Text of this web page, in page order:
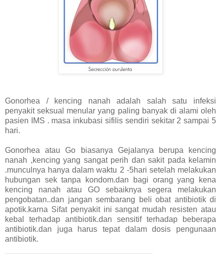
Gonorhea / kencing nanah adalah salah satu infeksi
penyakit seksual menular yang paling banyak di alami oleh
pasien IMS . masa inkubasi sifilis sendiri sekitar 2 sampai 5
hari.
Gonorhea atau Go biasanya Gejalanya berupa kencing
nanah ,kencing yang sangat perih dan sakit pada kelamin
.munculnya hanya dalam waktu 2 -5hari setelah melakukan
hubungan sek tanpa kondom.dan bagi orang yang kena
kencing nanah atau GO sebaiknya segera melakukan
pengobatan..dan jangan sembarang beli obat antibiotik di
apotik.karna Sifat penyakit ini sangat mudah resisten atau
kebal terhadap antibiotik.dan sensitif terhadap beberapa
antibiotik.dan juga harus tepat dalam dosis pengunaan
antibiotik.